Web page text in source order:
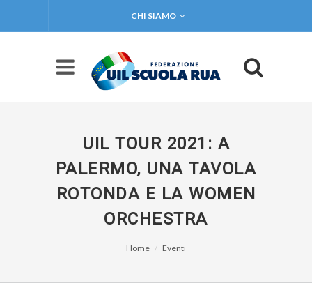
CHI SIAMO
UIL TOUR 2021: A
PALERMO, UNA TAVOLA
ROTONDA E LA WOMEN
ORCHESTRA
Home Eventi